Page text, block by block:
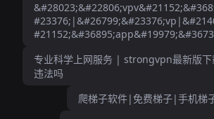
专业科学上网服务 | strongvpn最新版
违法吗
爬梯子软件|免费梯子|手机梯